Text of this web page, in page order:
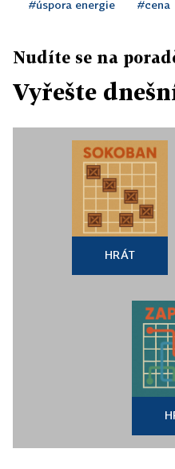
#úspora energie #cena
Nudíte se na
Vyřešte
HRÁT